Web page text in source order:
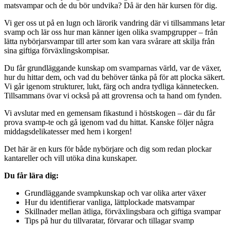
matsvampar och de du bör undvika? Då är den här kursen för dig.
Vi ger oss ut på en lugn och lärorik vandring där vi tillsammans letar
svamp och lär oss hur man känner igen olika svampgrupper – från
lätta nybörjarsvampar till arter som kan vara svårare att skilja från
sina giftiga förväxlingskompisar.
Du får grundläggande kunskap om svamparnas värld, var de växer,
hur du hittar dem, och vad du behöver tänka på för att plocka säkert.
Vi går igenom strukturer, lukt, färg och andra tydliga kännetecken.
Tillsammans övar vi också på att grovrensa och ta hand om fynden.
Vi avslutar med en gemensam fikastund i höstskogen – där du får
prova svamp-te och gå igenom vad du hittat. Kanske följer några
middagsdelikatesser med hem i korgen!
Det här är en kurs för både nybörjare och dig som redan plockar
kantareller och vill utöka dina kunskaper.
Du får lära dig:
Grundläggande svampkunskap och var olika arter växer
Hur du identifierar vanliga, lättplockade matsvampar
Skillnader mellan ätliga, förväxlingsbara och giftiga svampar
Tips på hur du tillvaratar, förvarar och tillagar svamp